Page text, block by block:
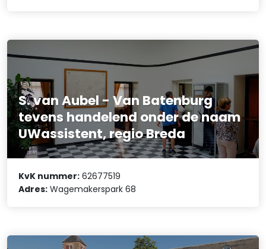
S. van Aubel - Van Batenburg
tevens handelend onder de naam
UWassistent, regio Breda
KvK nummer: 62677519
Adres: Wagemakerspark 68